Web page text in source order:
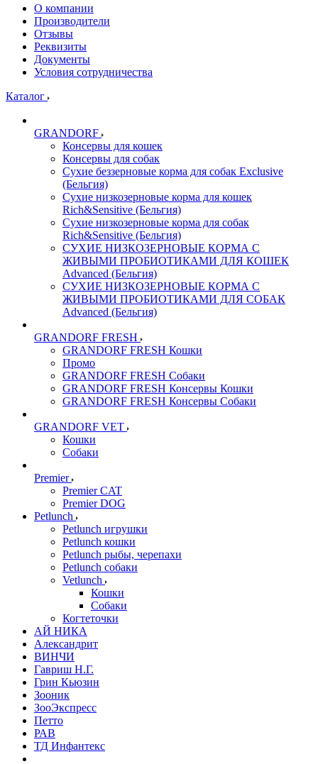
О компании
Производители
Отзывы
Реквизиты
Документы
Условия сотрудничества
Каталог
GRANDORF
Консервы для кошек
Консервы для собак
Сухие беззерновые корма для собак Exclusive
(Бельгия)
Сухие низкозерновые корма для кошек
Rich&Sensitive (Бельгия)
Сухие низкозерновые корма для собак
Rich&Sensitive (Бельгия)
СУХИЕ НИЗКОЗЕРНОВЫЕ КОРМА С
ЖИВЫМИ ПРОБИОТИКАМИ ДЛЯ КОШЕК
Advanced (Бельгия)
СУХИЕ НИЗКОЗЕРНОВЫЕ КОРМА С
ЖИВЫМИ ПРОБИОТИКАМИ ДЛЯ СОБАК
Advanced (Бельгия)
GRANDORF FRESH
GRANDORF FRESH Кошки
Промо
GRANDORF FRESH Собаки
GRANDORF FRESH Консервы Кошки
GRANDORF FRESH Консервы Собаки
GRANDORF VET
Кошки
Собаки
Premier
Premier CAT
Premier DOG
Petlunch
Petlunch игрушки
Petlunch кошки
Petlunch рыбы, черепахи
Petlunch собаки
Vetlunch
Кошки
Собаки
Когтеточки
АЙ НИКА
Александрит
ВИНЧИ
Гавриш Н.Г.
Грин Кьюзин
Зооник
ЗооЭкспресс
Петто
РАВ
ТД Инфантекс